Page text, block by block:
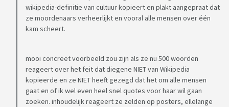
wikipedia-definitie van cultuur kopieert en plakt aangepraat dat
ze moordenaars verheerlijkt en vooral alle mensen over één
kam scheert.
mooi concreet voorbeeld zou zijn als ze nu 500 woorden
reageert over het feit dat diegene NIET van Wikipedia
kopieerde en ze NIET heeft gezegd dat het om alle mensen
gaat en of ik wel even heel snel quotes voor haar wil gaan
zoeken. inhoudelijk reageert ze zelden op posters, ellelange